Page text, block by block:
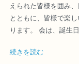
えられた皆様を囲み
とともに、皆様で楽
ります。 会は、誕生
続きを読む